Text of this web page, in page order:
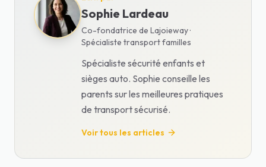
Sophie Lardeau
Co-fondatrice de Lajoieway ·
Spécialiste transport familles
Spécialiste sécurité enfants et
sièges auto. Sophie conseille les
parents sur les meilleures pratiques
de transport sécurisé.
Voir tous les articles